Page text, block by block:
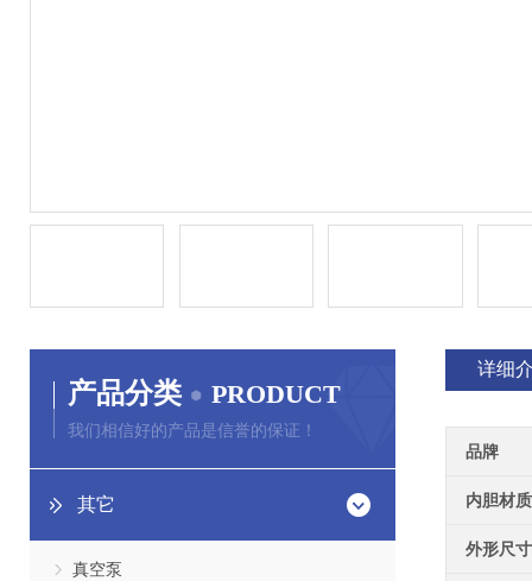
产品分类 PRODUCT
我们相信好的产品是信誉的保证！
其它
真空泵
详细
品牌
内胆材质
外形尺寸